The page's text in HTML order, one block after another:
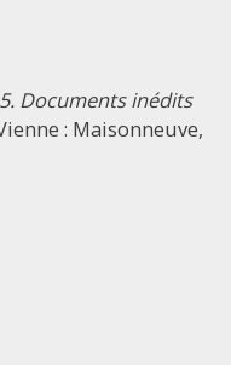
Documents inédits
: Maisonneuve,